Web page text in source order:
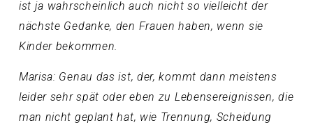
ist ja wahrscheinlich auch nicht so vielleicht der
nächste Gedanke, den Frauen haben, wenn sie
Kinder bekommen.
Marisa: Genau das ist, der, kommt dann meistens
leider sehr spät oder eben zu Lebensereignissen, die
man nicht geplant hat, wie Trennung, Scheidung